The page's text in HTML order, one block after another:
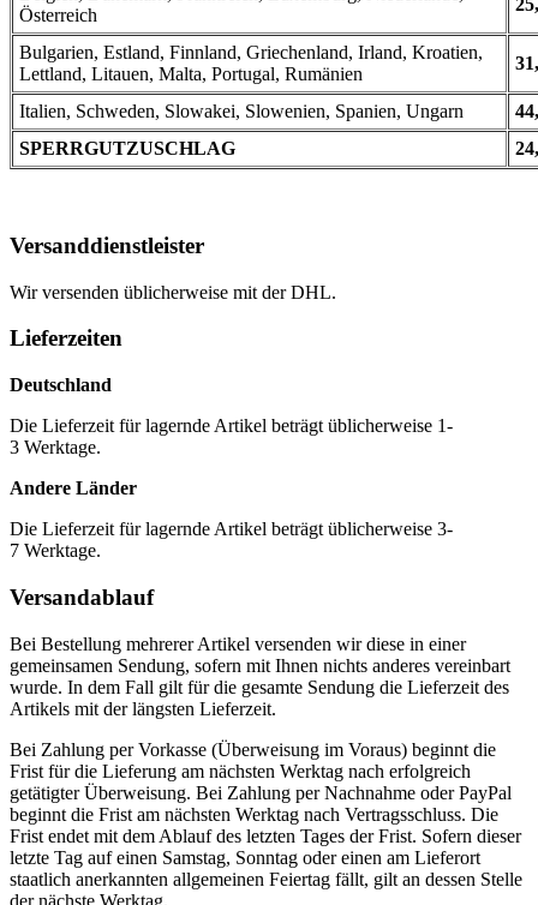
Österreich
Bulgarien, Estland, Finnland, Griechenland, Irland, Kroatien,
Lettland, Litauen, Malta, Portugal, Rumänien
Italien, Schweden, Slowakei, Slowenien, Spanien, Ungarn
SPERRGUTZUSCHLAG
Versanddienstleister
Wir versenden üblicherweise mit der DHL.
Lieferzeiten
Deutschland
Die Lieferzeit für lagernde Artikel beträgt üblicherweise 1-
3 Werktage.
Andere Länder
Die Lieferzeit für lagernde Artikel beträgt üblicherweise 3-
7 Werktage.
Versandablauf
Bei Bestellung mehrerer Artikel versenden wir diese in einer
gemeinsamen Sendung, sofern mit Ihnen nichts anderes vereinbart
wurde. In dem Fall gilt für die gesamte Sendung die Lieferzeit des
Artikels mit der längsten Lieferzeit.
Bei Zahlung per Vorkasse (Überweisung im Voraus) beginnt die
Frist für die Lieferung am nächsten Werktag nach erfolgreich
getätigter Überweisung. Bei Zahlung per Nachnahme oder PayPal
beginnt die Frist am nächsten Werktag nach Vertragsschluss. Die
Frist endet mit dem Ablauf des letzten Tages der Frist. Sofern dieser
letzte Tag auf einen Samstag, Sonntag oder einen am Lieferort
staatlich anerkannten allgemeinen Feiertag fällt, gilt an dessen Stelle
der nächste Werktag.